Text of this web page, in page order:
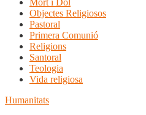
Mort i Dol
Objectes Religiosos
Pastoral
Primera Comunió
Religions
Santoral
Teologia
Vida religiosa
Humanitats